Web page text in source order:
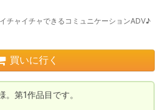
チャイチャできるコミュニケーションADV♪
買いに行く
第1作品目です。